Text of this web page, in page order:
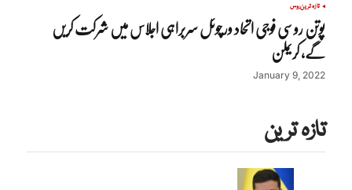
تازہ ترینروس
پوتن روسی فوجی اتحاد ورچوئل سربراہی اجلاس میں شرکت کریں
گے، کریملن
January 9, 2022
تازہ ترین